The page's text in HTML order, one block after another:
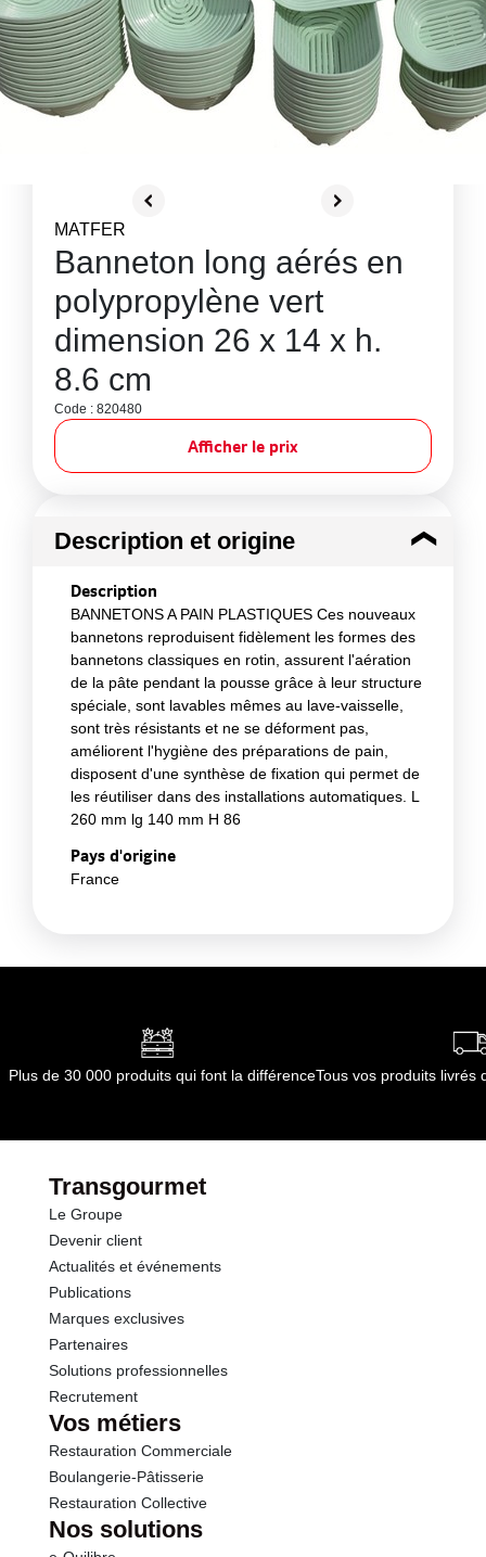
MATFER
Banneton long aérés en
polypropylène vert
dimension 26 x 14 x h.
8.6 cm
Code : 820480
Afficher le prix
Description et origine
Description
BANNETONS A PAIN PLASTIQUES Ces nouveaux
bannetons reproduisent fidèlement les formes des
bannetons classiques en rotin, assurent l'aération
de la pâte pendant la pousse grâce à leur structure
spéciale, sont lavables mêmes au lave-vaisselle,
sont très résistants et ne se déforment pas,
améliorent l'hygiène des préparations de pain,
disposent d'une synthèse de fixation qui permet de
les réutiliser dans des installations automatiques. L
260 mm lg 140 mm H 86
Pays d'origine
France
Plus de 30 000 produits qui font la différenceTous vos produits livrés
Transgourmet
Le Groupe
Devenir client
Actualités et événements
Publications
Marques exclusives
Partenaires
Solutions professionnelles
Recrutement
Vos métiers
Restauration Commerciale
Boulangerie-Pâtisserie
Restauration Collective
Nos solutions